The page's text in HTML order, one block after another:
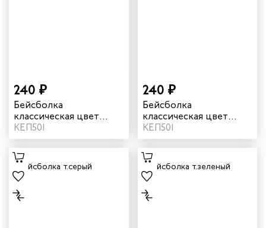
240 ₽
Бейсболка
классическая цвет
красный
КЕП501
240 ₽
Бейсболка
классическая цвет
оранжевый
КЕП501